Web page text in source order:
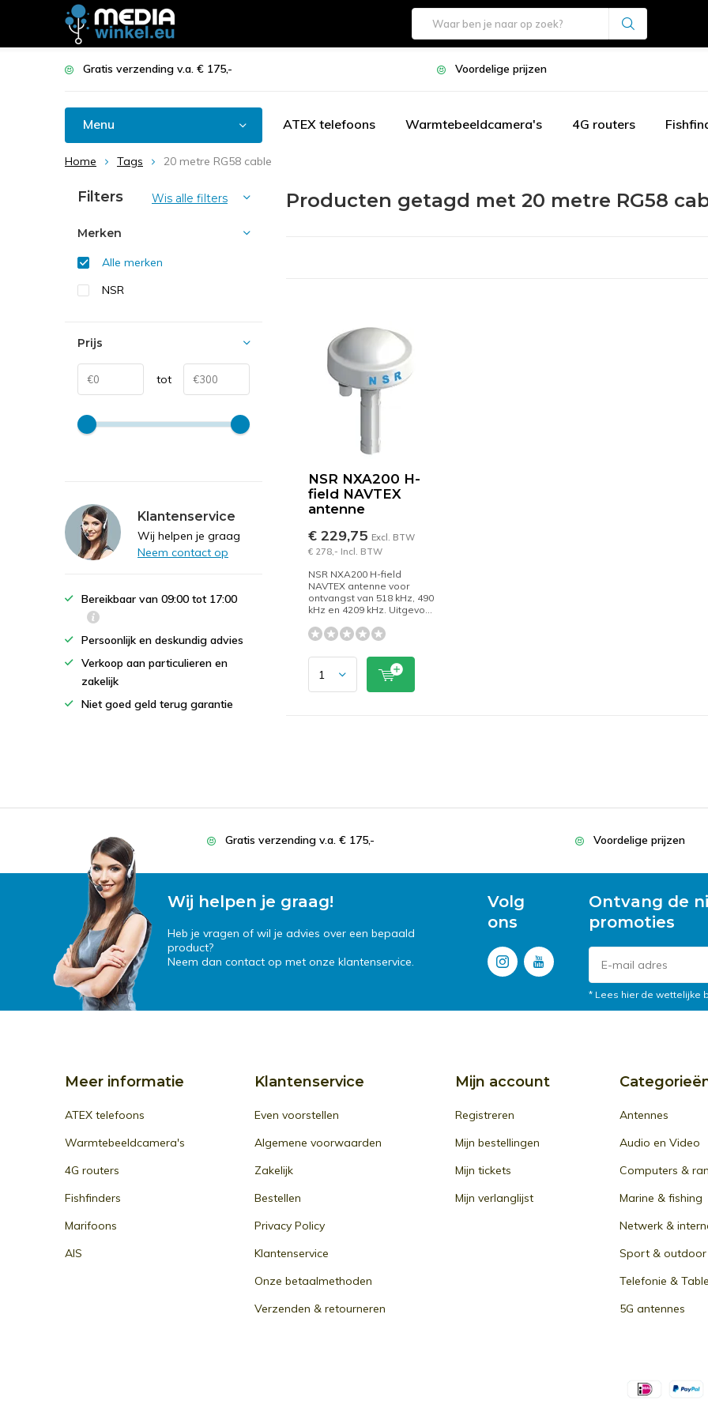
Gratis verzending v.a. € 175,- Voordelige prijzen
Menu ATEX telefoons Warmtebeeldcamera's 4G routers
Home Tags 20 metre RG58 cable
Producten getagd met 20 metre RG58
NSR NXA200 H-
field NAVTEX
antenne
€ 229,75 Excl. BTW
€ 278,- Incl. BTW
NSR NXA200 H-field
NAVTEX antenne voor
ontvangst van 518 kHz, 490
kHz en 4209 kHz. Uitgevo...
Filters Wis alle filters
Merken
Alle merken
NSR
Prijs
tot
Klantenservice
Wij helpen je graag
Neem contact op
Bereikbaar van 09:00 tot 17:00
Persoonlijk en deskundig advies
Verkoop aan particulieren en
zakelijk
Niet goed geld terug garantie
Gratis verzending v.a. € 175,- Voordelige prijzen
Wij helpen je graag!
Heb je vragen of wil je advies over een bepaald
product?
Neem dan contact op met onze klantenservice.
Volg
ons
Ontvang de
promoties
* Lees hier de wettelijke
Meer informatie
ATEX telefoons
Warmtebeeldcamera's
4G routers
Fishfinders
Marifoons
AIS
Klantenservice
Even voorstellen
Algemene voorwaarden
Zakelijk
Bestellen
Privacy Policy
Klantenservice
Onze betaalmethoden
Verzenden & retourneren
Mijn account
Registreren
Mijn bestellingen
Mijn tickets
Mijn verlanglijst
Antennes
Audio en Video
Computers &
Marine & fishing
Netwerk &
Sport & outdoor
Telefonie &
5G antennes